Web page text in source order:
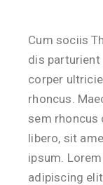
Cum sociis
dis parturient
corper
rhoncus.
sem rhoncus
libero, sit
ipsum.
adipiscing